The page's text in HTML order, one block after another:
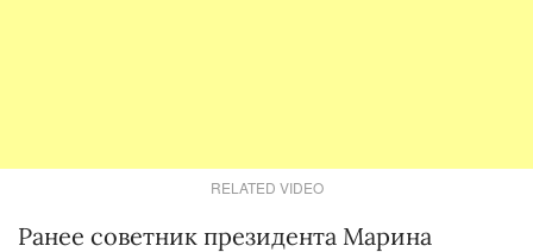
RELATED VIDEO
Ранее советник президента Марина